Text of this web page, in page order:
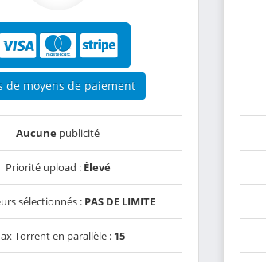
de moyens de paiement
Aucune publicité
Priorité upload : Élevé
sélectionnés : PAS DE LIMITE
Torrent en parallèle : 15